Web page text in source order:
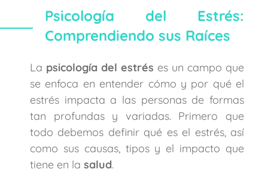
Psicología del Estrés:
Comprendiendo sus Raíces
La psicología del estrés es un campo que
se enfoca en entender cómo y por qué el
estrés impacta a las personas de formas
tan profundas y variadas. Primero que
todo debemos definir qué es el estrés, así
como sus causas, tipos y el impacto que
tiene en la salud.